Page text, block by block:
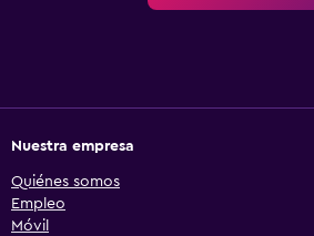
Nuestra empresa
Quiénes somos
Empleo
Móvil